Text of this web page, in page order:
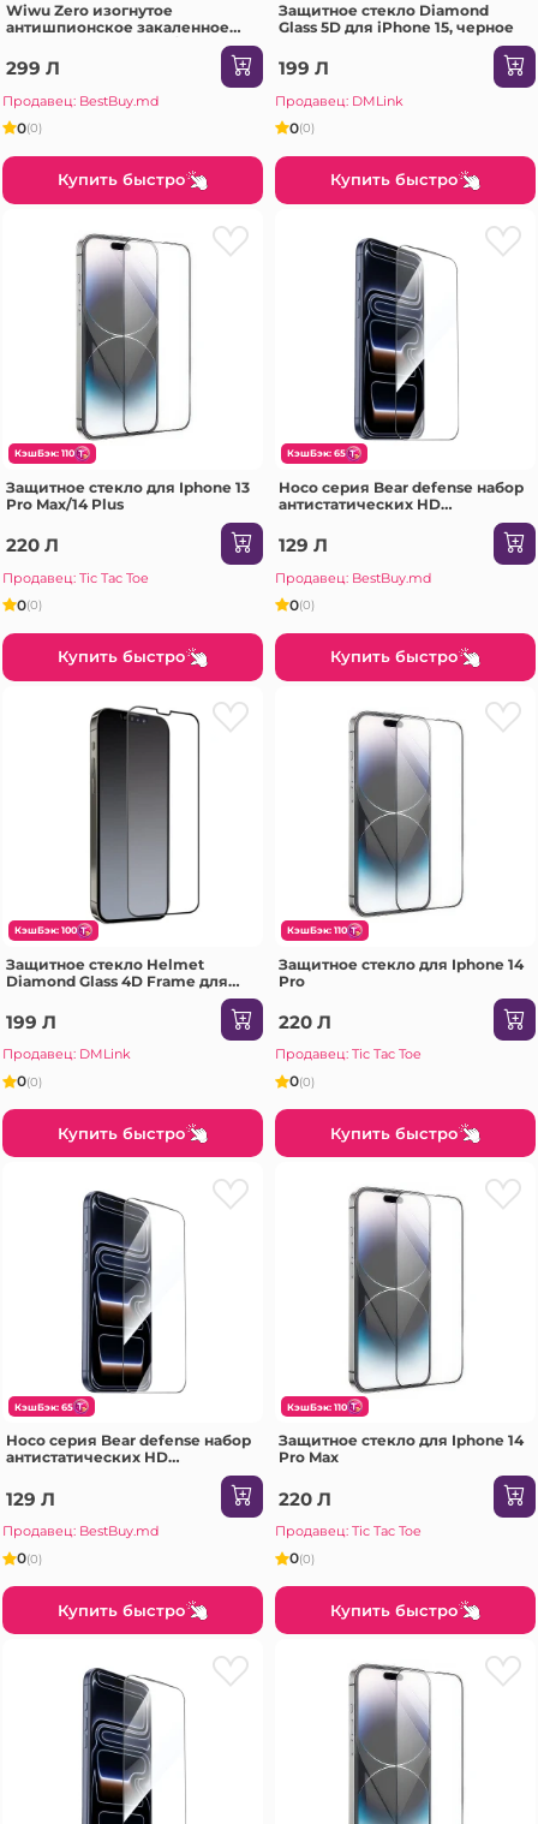
Wiwu Zero изогнутое
антишпионское закаленное
стекло для iPhone 17 / iPhone 16
Pro (6.3) GT-027 прозрачное
Защитное стекло
299 Л
Продавец: BestBuy.md
0(0)
Купить быстро
Защитное стекло Diamond
Glass 5D для iPhone 15, черное
199 Л
Продавец: DMLink
0(0)
Купить быстро
КэшБэк: 110
Защитное стекло для Iphone 13
Pro Max/14 Plus
220 Л
Продавец: Tic Tac Toe
0(0)
Купить быстро
КэшБэк: 65
Hoco серия Bear defense набор
антистатических HD
экран iPhone 15 Pro Max(G777)
черное Защитное стекло
129 Л
Продавец: BestBuy.md
0(0)
Купить быстро
КэшБэк: 100
Защитное стекло Helmet
Diamond Glass 4D Frame для
черное (V2)
199 Л
Продавец: DMLink
0(0)
Купить быстро
КэшБэк: 110
Защитное стекло для Iphone 14
Pro
220 Л
Продавец: Tic Tac Toe
0(0)
Купить быстро
КэшБэк: 65
Hoco серия Bear defense набор
антистатических HD
экран iPhone 15 Pro(G777)
черное Защитное стекло
129 Л
Продавец: BestBuy.md
0(0)
Купить быстро
КэшБэк: 110
Защитное стекло для Iphone 14
Pro Max
220 Л
Продавец: Tic Tac Toe
0(0)
Купить быстро